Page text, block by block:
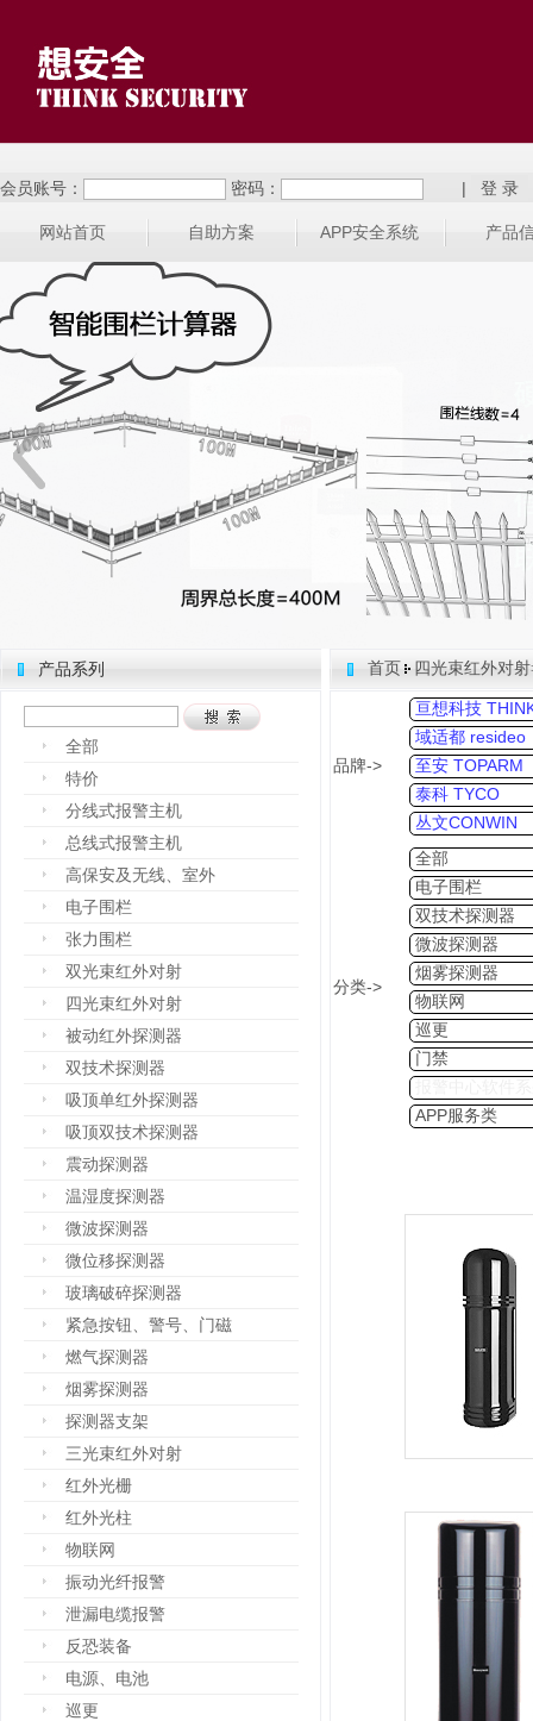
会员账号： 密码： |
网站首页 自助方案 APP安全系统 产品
产品系列
全部
特价
分线式报警主机
总线式报警主机
高保安及无线、室外
电子围栏
张力围栏
双光束红外对射
四光束红外对射
被动红外探测器
双技术探测器
吸顶单红外探测器
吸顶双技术探测器
震动探测器
温湿度探测器
微波探测器
微位移探测器
玻璃破碎探测器
紧急按钮、警号、门磁
燃气探测器
烟雾探测器
探测器支架
三光束红外对射
红外光栅
红外光柱
物联网
振动光纤报警
泄漏电缆报警
反恐装备
电源、电池
巡更
首页 四光束红外对射
品牌->
亘想科技
域适都 resideo
至安 TOPARM
泰科 TYCO
丛文CONWIN
分类->
全部
电子围栏
双技术探测器
微波探测器
烟雾探测器
物联网
巡更
门禁
APP服务类